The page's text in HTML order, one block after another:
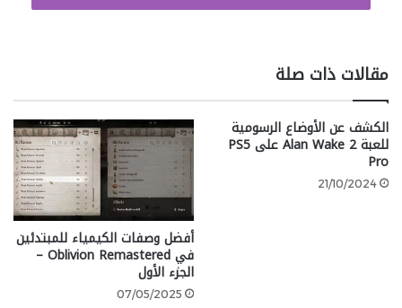
اضغط على الدواسة في
كليًا تدور في بيئة شاسعة ومترابطة. تسابق بسلاسة عبر
مسارات متصلة تقدم أسلوب سباق Mario Kart كما لم ترى
من قبل. يمكن لـ 24 متسابقًا التنافس في السباق. شارك
في طور Knockout Tour الجديد حيث ستتسابق بشكل
متواصل عبر نقاط الملاحظة بدون توقف. إذا مر لاعب نقطة
عبور بمركز أقل من المطلوب فسيتم إقصاؤه من
المنافسة. في طور Free Roam، يمكن للاعبين التجول خارج
المسارات والقيادة في أي مكان والتجول والاستكشاف
والتقاط الصور في المناطق الخلابة مع الأصدقاء.
مقالات ذات صلة
الكشف عن الأوضاع الرسومية
للعبة Alan Wake 2 على PS5
Pro
21/10/2024
أفضل وصفات الكيمياء للمبتدئين
في Oblivion Remastered –
الجزء الأول
07/05/2025